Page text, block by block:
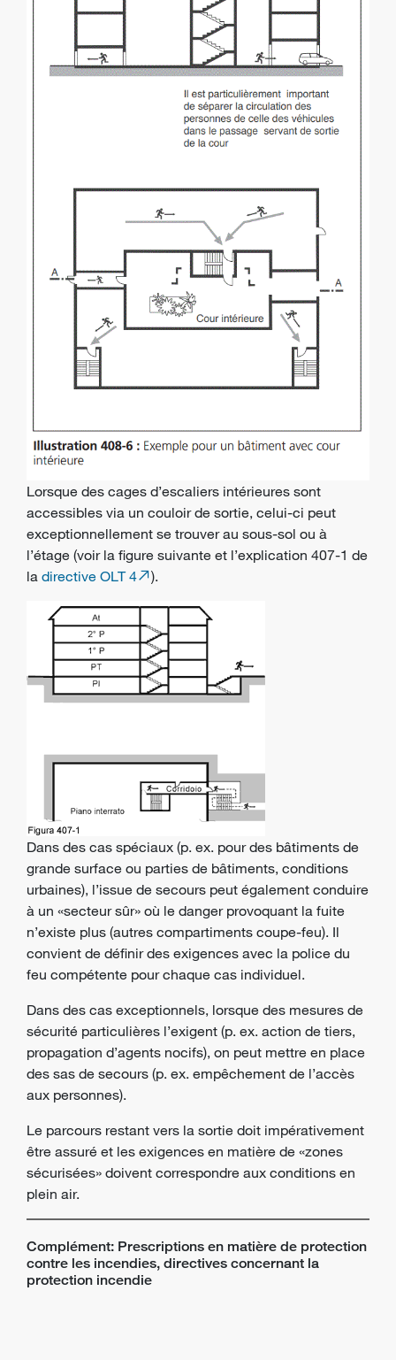
Lorsque des cages d’escaliers intérieures sont
accessibles via un couloir de sortie, celui-ci peut
exceptionnellement se trouver au sous-sol ou à
l’étage (voir la figure suivante et l’explication 407-1 de
la directive OLT 4 ).
Dans des cas spéciaux (p. ex. pour des bâtiments de
grande surface ou parties de bâtiments, conditions
urbaines), l’issue de secours peut également conduire
à un «secteur sûr» où le danger provoquant la fuite
n’existe plus (autres compartiments coupe-feu). Il
convient de définir des exigences avec la police du
feu compétente pour chaque cas individuel.
Dans des cas exceptionnels, lorsque des mesures de
sécurité particulières l’exigent (p. ex. action de tiers,
propagation d’agents nocifs), on peut mettre en place
des sas de secours (p. ex. empêchement de l’accès
aux personnes).
Le parcours restant vers la sortie doit impérativement
être assuré et les exigences en matière de «zones
sécurisées» doivent correspondre aux conditions en
plein air.
Complément: Prescriptions en matière de protection
contre les incendies, directives concernant la
protection incendie